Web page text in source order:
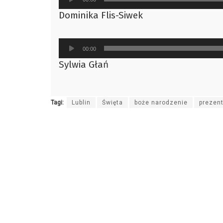
plików
dźwiękowych
Dominika Flis-Siwek
Odtwarzacz
plików
dźwiękowych
00:00
Sylwia Głań
Tagi: Lublin Święta boże narodzenie